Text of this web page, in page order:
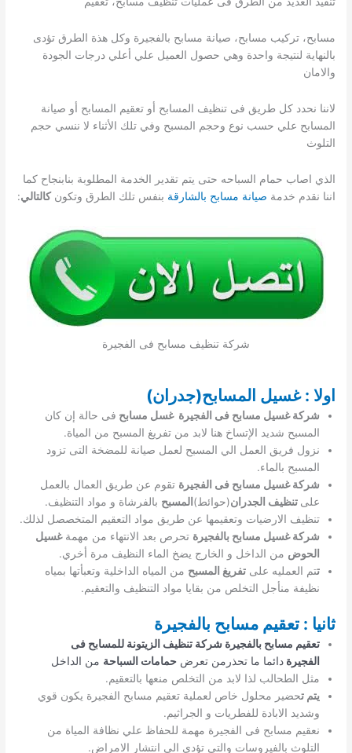
مسابح، تركيب مسابح، صيانة مسابح بالفجيرة وكل هذة الطرق تؤدى
بالنهاية لنتيجة واحدة وهي حصول العميل علي أعلي درجات الجودة
والامان
لاننا نحدد كل طريق فى تنظيف المسابح أو تعقيم المسابح أو صيانة
المسابح علي حسب نوع وحجم المسبح وفي تلك الأثناء لا ننسي حجم
التلوث
الذي اصاب حمام السباحه حتى يتم تقدير الخدمة المطلوبة بنابنجاح كما
اننا نقدم خدمة صيانة مسابح بالشارقة بنفس تلك الطرق وتكونكالتالي:
شركة تنظيف مسابح فى الفجيرة
اولا : غسيل المسابح(جدران)
شركة غسيل مسابح فى الفجيرة غسل مسابح فى حالة إن كان
المسبح شديد الإتساخ هنا لابد من تفريغ المسبح من المياة.
نزول فريق العمل الي المسبح لعمل صيانة للمضخة التى تزود
المسبح بالماء.
شركة غسيل مسابح فى الفجيرة تقوم عن طريق العمال بالعمل
على تنظيف الجدران(حوائط) المسبح بالفرشاة و مواد التنظيف.
تنظيف الارضيات وتعقيمها عن طريق مواد التعقيم المتخصصل لذلك.
شركة غسيل مسابح بالفجيرة تحرص بعد الانتهاء من مهمةغسيل
الحوض من الداخل و الخارج يضخ الماء النظيف مرة أخري.
تتم العمليه علىتفريغ المسبح من المياه الداخلية وتعبأتها بمياه
نظيفة منأجل التخلص من بقايا مواد التنظيف والتعقيم.
ثانيا : تعقيم مسابح بالفجيرة
تعقيم مسابح بالفجيرة شركة تنظيف الزيتونة للمسابح فى
الفجيرةدائما ما تحذرمن تعرضحمامات السباحة من الداخل
مثل الطحالب لذا لابد من التخلص منعها بالتعقيم.
يتم تحضير محلول خاص لعملية تعقيم مسابح الفجيرة يكون قوي
وشديد الابادة للفطريات و الجراثيم.
نعقيم مسابح فى الفجيرة مهمة للحفاظ علي نظافة المياة من
التلوث بالفيروسات والتى تؤدى الي انتشار الامراض.